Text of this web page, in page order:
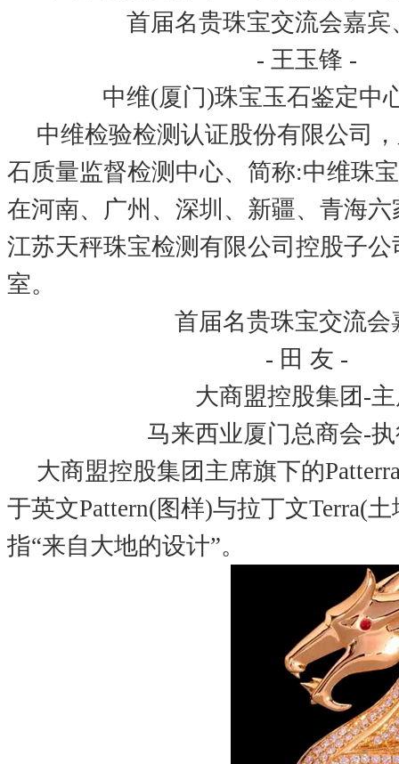
首届名贵珠宝交流会嘉宾
- 王玉锋 -
中维(厦门)珠宝玉石鉴定中
中维检验检测认证股份有限公司
石质量监督检测中心、简称:中维珠
在河南、广州、深圳、新疆、青海
江苏天秤珠宝检测有限公司控股子
室。
首届名贵珠宝交流会
- 田 友 -
大商盟控股集团-
马来西业厦门总商会-
大商盟控股集团主席旗下的
于英文Pattern(图样)与拉丁文Terra(
指“来自大地的设计”。